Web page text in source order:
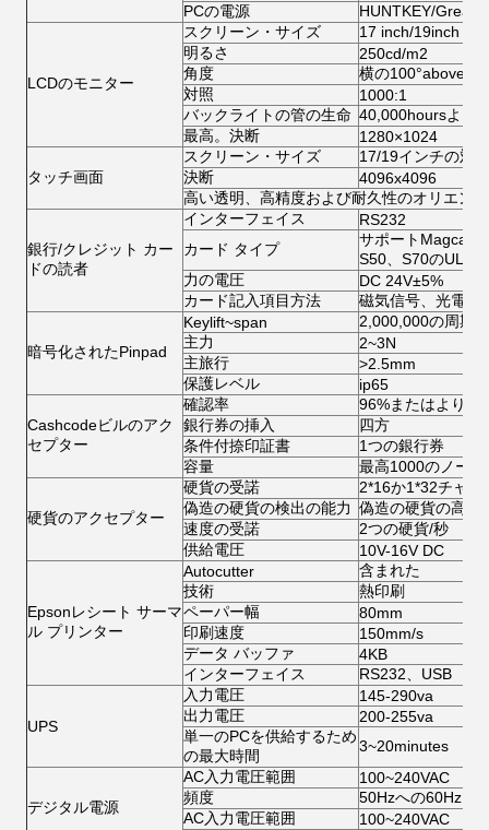
PCの電源
HUNTKEY/Great
LCDのモニター
スクリーン・サイズ
17 inch/19inch （
明るさ
250cd/m2
角度
横の100°above;縦
対照
1000:1
バックライトの管の生命 40,000hoursより
最高。決断
1280×1024
タッチ画面
スクリーン・サイズ
17/19インチの対
決断
4096x4096
高い透明、高精度および耐久性のオリエン
銀行/クレジット カー
ドの読者
インターフェイス
RS232
カード タイプ
サポートMagcard
S50、S70のULカ
力の電圧
DC 24V±5%
カード記入項目方法
磁気信号、光電子
暗号化されたPinpad
Keylift~span
2,000,000の周期
主力
2~3N
主旅行
>2.5mm
保護レベル
ip65
Cashcodeビルのアク
セプター
確認率
96%またはより高
銀行券の挿入
四方
条件付捺印証書
1つの銀行券
容量
最高1000のノート
硬貨のアクセプター
硬貨の受諾
2*16か1*32チャ
偽造の硬貨の検出の能力 偽造の硬貨の高い
速度の受諾
2つの硬貨/秒
供給電圧
10V-16V DC
Epsonレシート サーマ
ル プリンター
Autocutter
含まれた
技術
熱印刷
ペーパー幅
80mm
印刷速度
150mm/s
データ バッファ
4KB
インターフェイス
RS232、USB
UPS
入力電圧
145-290va
出力電圧
200-255va
単一のPCを供給するため
の最大時間
3~20minutes （単
デジタル電源
AC入力電圧範囲
100~240VAC
頻度
50Hzへの60Hz
AC入力電圧範囲
100~240VAC